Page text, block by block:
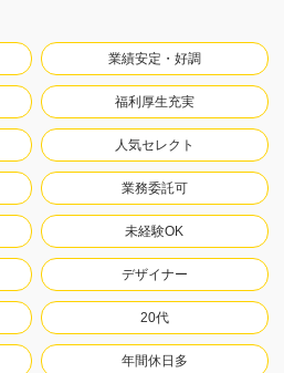
業績安定・好調
福利厚生充実
人気セレクト
業務委託可
未経験OK
デザイナー
20代
年間休日多